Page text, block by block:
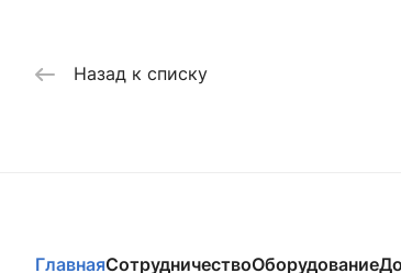
Назад к списку
ГлавнаяСотрудничествоОборудование